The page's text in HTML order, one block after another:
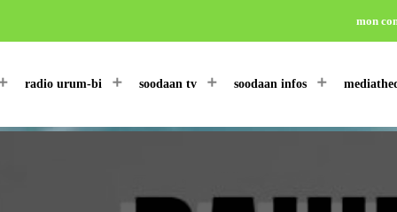
mon
radio urum-bi soodaan tv soodaan infos